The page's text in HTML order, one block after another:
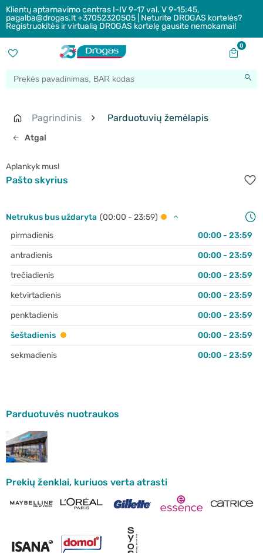
Klientų aptarnavimo centras I-IV 9-17 val. V 9-15:45,
pagalba@drogas.lt +37052320505 | Neturite DROGAS kortelės?
Registruokitės ir virtualią DROGAS kortelę gausite nemokamai!
0
Atgal
Pagrindinis Parduotuvių žemėlapis
Aplankyk mus!
Pašto skyrius
Netrukus bus uždaryta (00:00 - 23:59)
pirmadienis
00:00 - 23:59
antradienis
00:00 - 23:59
trečiadienis
00:00 - 23:59
ketvirtadienis
00:00 - 23:59
penktadienis
00:00 - 23:59
šeštadienis
00:00 - 23:59
sekmadienis
00:00 - 23:59
Parduotuvės nuotraukos
Prekių ženklai, kuriuos verta atrasti